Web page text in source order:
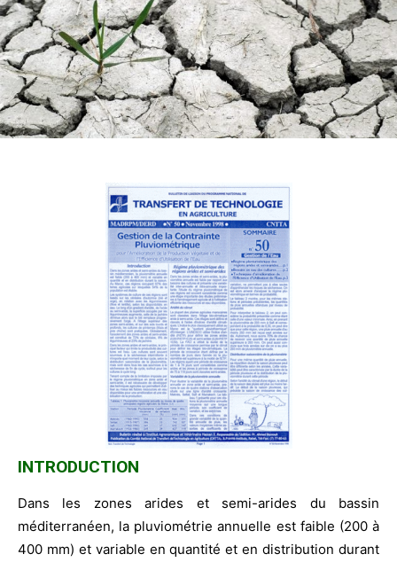
INTRODUCTION
Dans les zones arides et semi-arides du bassin
méditerranéen, la pluviométrie annuelle est faible (200 à
400 mm) et variable en quantité et en distribution durant